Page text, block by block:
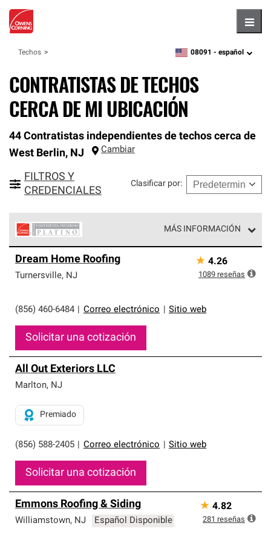
Techos zipcode, language
08091 - español
CONTRATISTAS DE TECHOS
CERCA DE MI UBICACIÓN
44 Contratistas independientes de techos cerca de
West Berlin, NJ Cambiar
FILTROS Y
CREDENCIALES
Clasificar por:
MÁS INFORMACIÓN
Corning constituyen el nivel superior de nuestra red
exclusiva y cumplen con estándares estrictos de
sistemas de techos.
Dream Home Roofing
Turnersville, NJ
(856) 460-6484 Correo electrónico Sitio web
Solicitar una cotización
★ 4.26
1089 reseñas
All Out Exteriors LLC
Marlton, NJ
(856) 588-2405 Correo electrónico Sitio web
Premiado
Solicitar una cotización
Emmons Roofing & Siding
Williamstown, NJ Español Disponible
★ 4.82
281 reseñas